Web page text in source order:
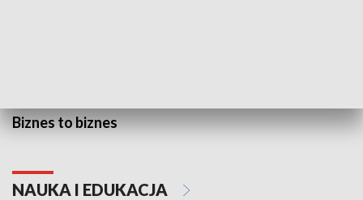
Biznes to biznes
NAUKA I EDUKACJA